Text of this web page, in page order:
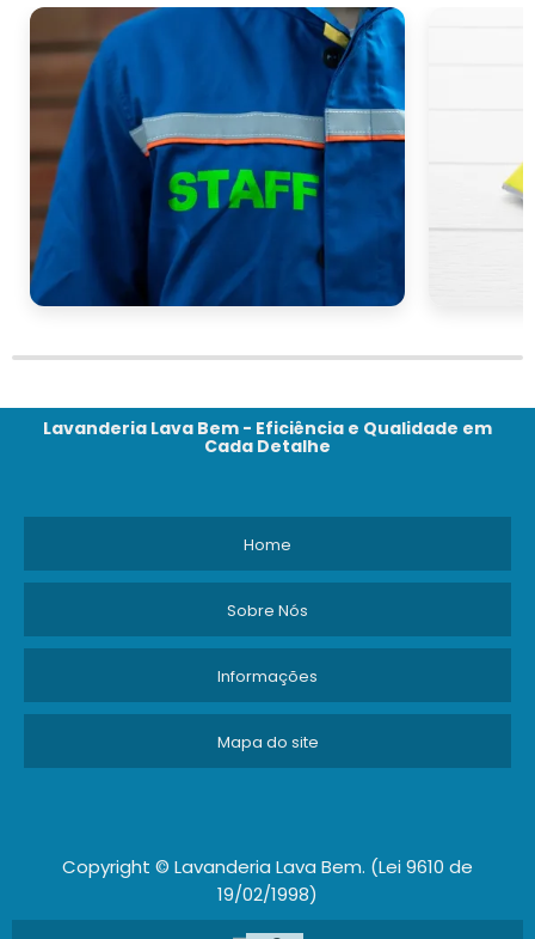
Lavanderia Lava Bem - Eficiência e Qualidade em
Cada Detalhe
Home
Sobre Nós
Informações
Mapa do site
Copyright © Lavanderia Lava Bem. (Lei 9610 de
19/02/1998)